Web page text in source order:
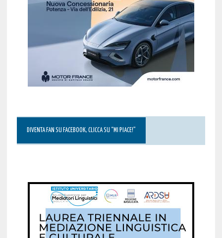
DIVENTA FAN SU FACEBOOK, CLICCA SU “MI PIACE!”